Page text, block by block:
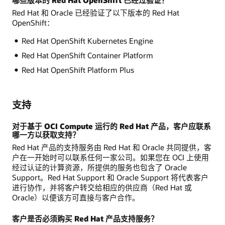
Red Hat 和 Oracle 已经验证了以下版本的 Red Hat
OpenShift：
Red Hat OpenShift Kubernetes Engine
Red Hat OpenShift Container Platform
Red Hat OpenShift Platform Plus
支持
对于基于 OCI Compute 运行的 Red Hat 产品，客户应联系
哪一方以获取支持？
Red Hat 产品的支持服务由 Red Hat 和 Oracle 共同提供，客
户在一开始时可以联系任何一家公司。如果您在 OCI 上使用
经过认证的计算资源，所提供的服务也包含了 Oracle
Support。Red Hat Support 和 Oracle Support 将代表客户
进行协作，并将客户转交给相应的供应商（Red Hat 或
Oracle）以便该方可直接与客户合作。
客户是否必须购买 Red Hat 产品支持服务？